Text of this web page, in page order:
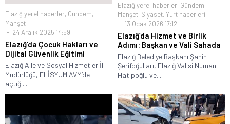
Elazığ yerel haberler, Gündem,
Manşet
24 Aralık 2025 14:59
Elazığ’da Çocuk Hakları ve
Dijital Güvenlik Eğitimi
Elazığ Aile ve Sosyal Hizmetler İl
Müdürlüğü, ELİSYUM AVM’de
açtığı...
Elazığ yerel haberler, Gündem,
Manşet, Siyaset, Yurt haberleri
13 Ocak 2026 17:12
Elazığ’da Hizmet ve Birlik
Adımı: Başkan ve Vali Sahada
Elazığ Belediye Başkanı Şahin
Şerifoğulları, Elazığ Valisi Numan
Hatipoğlu ve...